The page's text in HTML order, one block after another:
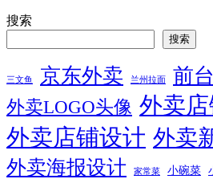
搜索
搜索
三文鱼 京东外卖 兰州拉面 前
外卖LOGO头像 外卖
外卖店铺设计 外卖
外卖海报设计 家常菜 小碗菜